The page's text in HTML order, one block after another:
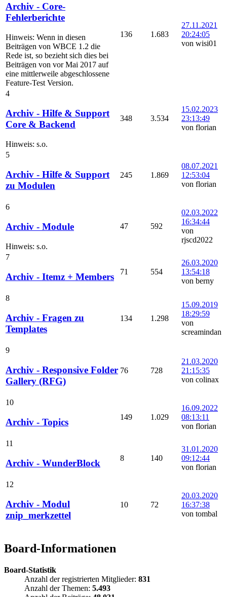
Archiv - Core-
Fehlerberichte
Hinweis: Wenn in diesen
Beiträgen von WBCE 1.2 die
Rede ist, so bezieht sich dies bei
Beiträgen von vor Mai 2017 auf
eine mittlerweile abgeschlossene
Feature-Test Version.
136 1.683
27.11.2021
20:24:05
von wisi01
4
Archiv - Hilfe & Support
Core & Backend
Hinweis: s.o.
348 3.534
15.02.2023
23:13:49
von florian
5
Archiv - Hilfe & Support
zu Modulen
245 1.869
08.07.2021
12:53:04
von florian
6
Archiv - Module
Hinweis: s.o.
47 592
02.03.2022
16:34:44
von
rjscd2022
7
Archiv - Itemz + Members 71 554
26.03.2020
13:54:18
von berny
8
Archiv - Fragen zu
Templates
134 1.298
15.09.2019
18:29:59
von
screamindan
9
Archiv - Responsive Folder
Gallery (RFG)
76 728
21.03.2020
21:15:35
von colinax
10
Archiv - Topics 149 1.029
16.09.2022
08:13:11
von florian
11
Archiv - WunderBlock 8 140
31.01.2020
09:12:44
von florian
12
Archiv - Modul
znip_merkzettel
10 72
20.03.2020
16:37:38
von tombal
Board-Informationen
Board-Statistik
Anzahl der registrierten Mitglieder: 831
Anzahl der Themen: 5.493